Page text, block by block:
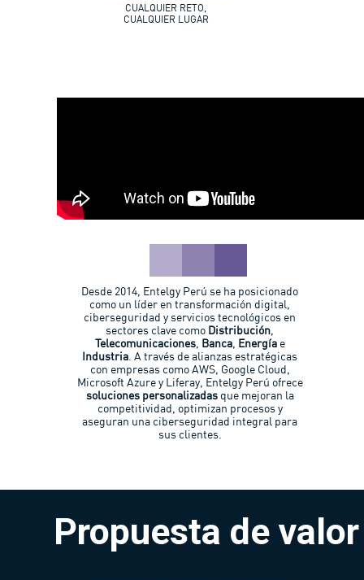
CUALQUIER RETO,
CUALQUIER LUGAR
Desde 2014, Entelgy Perú se ha posicionado
como un líder en transformación digital,
ciberseguridad y servicios tecnológicos en
sectores clave como Distribución,
Telecomunicaciones, Banca, Energía e
Industria. A través de alianzas estratégicas
con empresas como AWS, Google Cloud,
Microsoft Azure y Liferay, Entelgy Perú ofrece
soluciones personalizadasque mejoran la
competitividad, optimizan procesos y
aseguran una ciberseguridad integral para
sus clientes.
Propuesta de valor